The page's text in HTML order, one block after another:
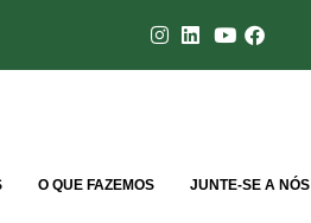
O QUE FAZEMOS JUNTE-SE A NÓS